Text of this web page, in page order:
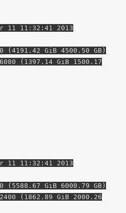
11 11:32:41 2013
(4191.42 GiB 4500.50 GB)
(1397.14 GiB 1500.17
11 11:32:41 2013
(5588.67 GiB 6000.79 GB)
(1862.89 GiB 2000.26